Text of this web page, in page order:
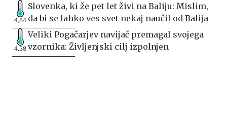
4,84
Slovenka, ki že pet let živi na Baliju: Mislim,
da bi se lahko ves svet nekaj naučil od Balija
4,38
Veliki Pogačarjev navijač premagal svojega
vzornika: Življenjski cilj izpolnjen